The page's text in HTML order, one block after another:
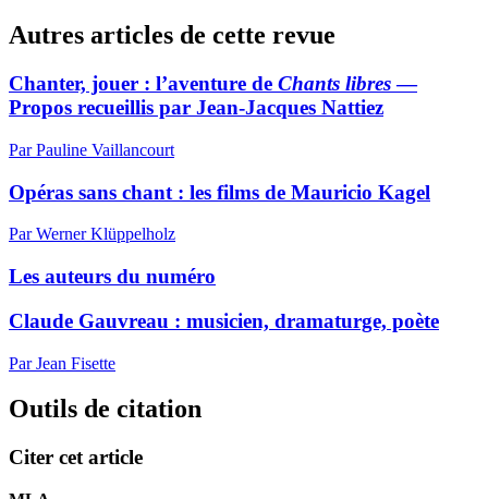
Autres articles de cette revue
Chanter, jouer : l’aventure de Chants libres—
Propos recueillis par Jean-Jacques Nattiez
Par Pauline Vaillancourt
Opéras sans chant : les films de Mauricio Kagel
Par Werner Klüppelholz
Les auteurs du numéro
Claude Gauvreau : musicien, dramaturge, poète
Par Jean Fisette
Outils de citation
Citer cet article